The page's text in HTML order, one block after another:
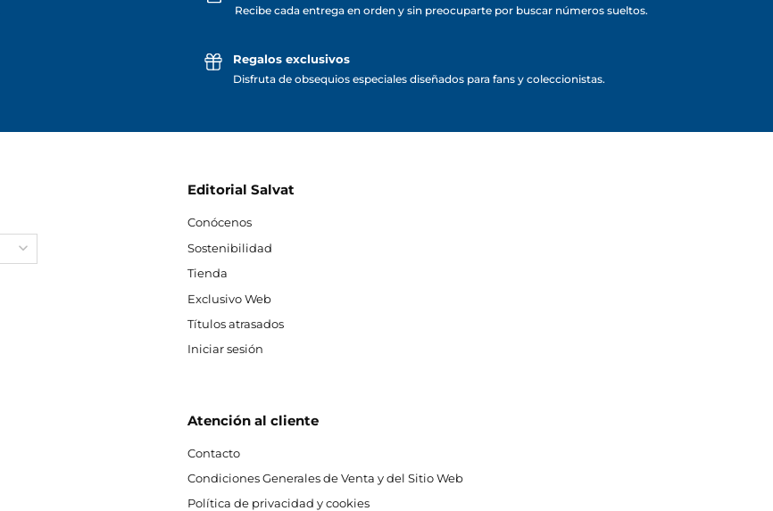
Recibe cada entrega en orden y sin preocuparte por buscar números sueltos.
Regalos exclusivos
Disfruta de obsequios especiales diseñados para fans y coleccionistas.
Editorial Salvat
Conócenos
Sostenibilidad
Tienda
Exclusivo Web
Títulos atrasados
Iniciar sesión
Atención al cliente
Contacto
Condiciones Generales de Venta y del Sitio Web
Política de privacidad y cookies